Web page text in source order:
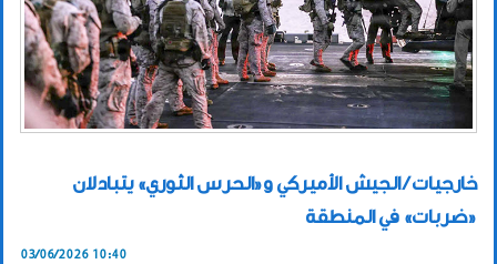
خارجيات / الجيش الأميركي و«الحرس الثوري» يتبادلان
«ضربات» في المنطقة
03/06/2026 10:40